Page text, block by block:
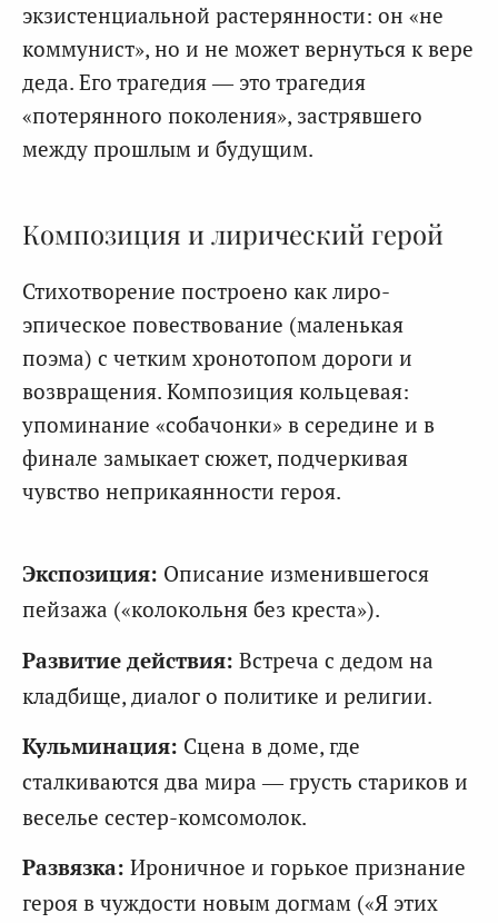
экзистенциальной растерянности: он «не
коммунист», но и не может вернуться к вере
деда. Его трагедия — это трагедия
«потерянного поколения», застрявшего
между прошлым и будущим.
Композиция и лирический герой
Стихотворение построено как лиро-
эпическое повествование (маленькая
поэма) с четким хронотопом дороги и
возвращения. Композиция кольцевая:
упоминание «собачонки» в середине и в
финале замыкает сюжет, подчеркивая
чувство неприкаянности героя.
Экспозиция: Описание изменившегося
пейзажа («колокольня без креста»).
Развитие действия: Встреча с дедом на
кладбище, диалог о политике и религии.
Кульминация: Сцена в доме, где
сталкиваются два мира — грусть стариков и
веселье сестер-комсомолок.
Развязка: Ироничное и горькое признание
героя в чуждости новым догмам («Я этих